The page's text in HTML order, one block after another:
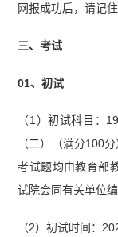
网报成功后，请记
三、考试
01、初试
（1）初试科目：
（二）（满分100
考试题均由教育部
试院会同有关单位
（2）初试时间：